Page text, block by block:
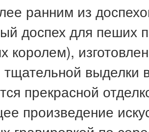
ранним из
доспех для пеших
королем),
выделки
прекрасной
произведение